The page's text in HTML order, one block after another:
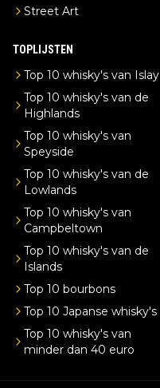
Street Art
TOPLIJSTEN
Top 10 whisky's van Islay
Top 10 whisky's van de
Highlands
Top 10 whisky's van
Speyside
Top 10 whisky's van de
Lowlands
Top 10 whisky's van
Campbeltown
Top 10 whisky's van de
Islands
Top 10 bourbons
Top 10 Japanse whisky's
Top 10 whisky's van
minder dan 40 euro